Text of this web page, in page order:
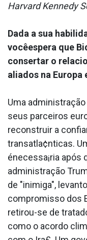
Harvard Kennedy
Dada a sua
vocêespera que
consertar o
aliados na Europa
Uma
seus parceiros
reconstruir a
transatla¢nticas.
énecessa¡ria após
administração
de "inimiga",
compromisso dos
retirou-se de
como o acordo